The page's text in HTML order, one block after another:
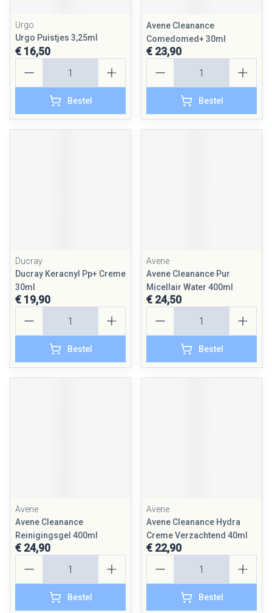
Urgo
Urgo Puistjes 3,25ml
€ 16,50
Bestel
Avene Cleanance
Comedomed+ 30ml
€ 23,90
Bestel
Ducray
Ducray Keracnyl Pp+ Creme
30ml
€ 19,90
Bestel
Avene
Avene Cleanance Pur
Micellair Water 400ml
€ 24,50
Bestel
Avene
Avene Cleanance
Reinigingsgel 400ml
€ 24,90
Bestel
Avene
Avene Cleanance Hydra
Creme Verzachtend 40ml
€ 22,90
Bestel